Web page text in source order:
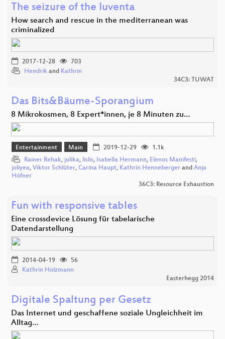
The seizure of the Iuventa
How search and rescue in the mediterranean was
criminalized
2017-12-28
703
Hendrik and Kathrin
34C3: TUWAT
Das Bits&Bäume-Sporangium
8 Mikrokosmen, 8 Expert*innen, je 8 Minuten zu…
Entertainment Main 2019-12-29
1.1k
Rainer Rehak, julika, lislis, Isabella Hermann, Elenos Manifesti,
joliyea, Viktor Schlüter, Carina Haupt, Kathrin Henneberger and Anja
Höfner
36C3: Resource Exhaustion
Fun with responsive tables
Eine crossdevice Lösung für tabelarische
Datendarstellung
2014-04-19
56
Kathrin Holzmann
Easterhegg 2014
Digitale Spaltung per Gesetz
Das Internet und geschaffene soziale Ungleichheit im
Alltag…